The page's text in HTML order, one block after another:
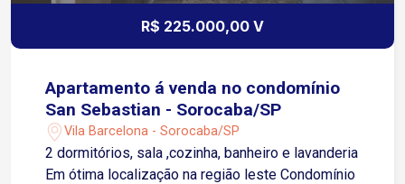
R$ 225.000,00 V
Apartamento á venda no condomínio
San Sebastian - Sorocaba/SP
Vila Barcelona - Sorocaba/SP
2 dormitórios, sala ,cozinha, banheiro e lavanderia
Em ótima localização na região leste Condomínio